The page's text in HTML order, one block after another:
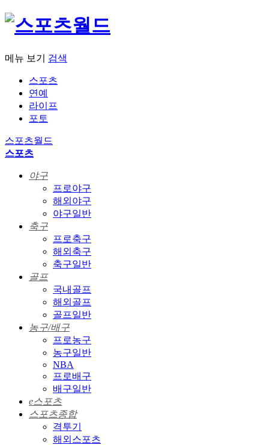
메뉴 보기 검색
스포츠
연예
라이프
포토
스포츠월드
스포츠
야구
프로야구
해외야구
야구일반
축구
프로축구
해외축구
축구일반
골프
국내골프
해외골프
골프일반
농구/배구
프로농구
농구일반
NBA
프로배구
배구일반
e스포츠
스포츠종합
격투기
해외스포츠